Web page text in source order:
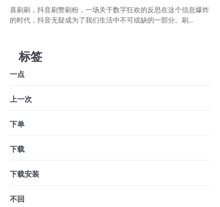
喜刷刷，抖音刷赞刷粉，一场关于数字狂欢的反思在这个信息爆炸
的时代，抖音无疑成为了我们生活中不可或缺的一部分。刷...
标签
一点
上一次
下单
下载
下载安装
不回